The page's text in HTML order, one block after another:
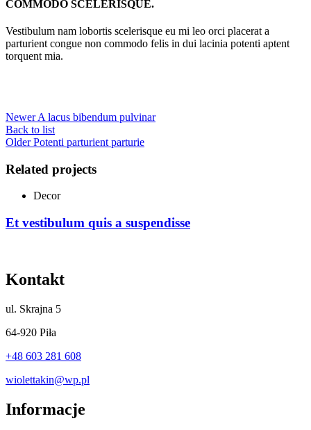
COMMODO SCELERISQUE.
Vestibulum nam lobortis scelerisque eu mi leo orci placerat a
parturient congue non commodo felis in dui lacinia potenti aptent
torquent mia.
Newer A lacus bibendum pulvinar
Back to list
Older Potenti parturient parturie
Related projects
Decor
Et vestibulum quis a suspendisse
Kontakt
ul. Skrajna 5
64-920 Piła
+48 603 281 608
wiolettakin@wp.pl
Informacje